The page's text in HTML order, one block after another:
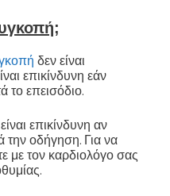
δεν είναι
επικίνδυνη εάν
το επεισόδιο.
επικίνδυνη αν
την οδήγηση. Για να
με τον καρδιολόγο σας